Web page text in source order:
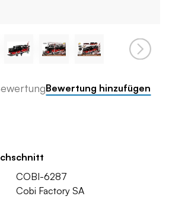
Bewertung hinzufügen
COBI-6287
Cobi Factory SA